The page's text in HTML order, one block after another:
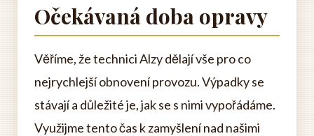
Očekávaná doba opravy
Věříme, že technici Alzy dělají vše pro co
nejrychlejší obnovení provozu. Výpadky se
stávají a důležité je, jak se s nimi vypořádáme.
Využijme tento čas k zamyšlení nad našimi